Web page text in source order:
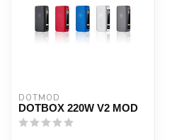
DOTMOD
DOTBOX 220W V2 MOD